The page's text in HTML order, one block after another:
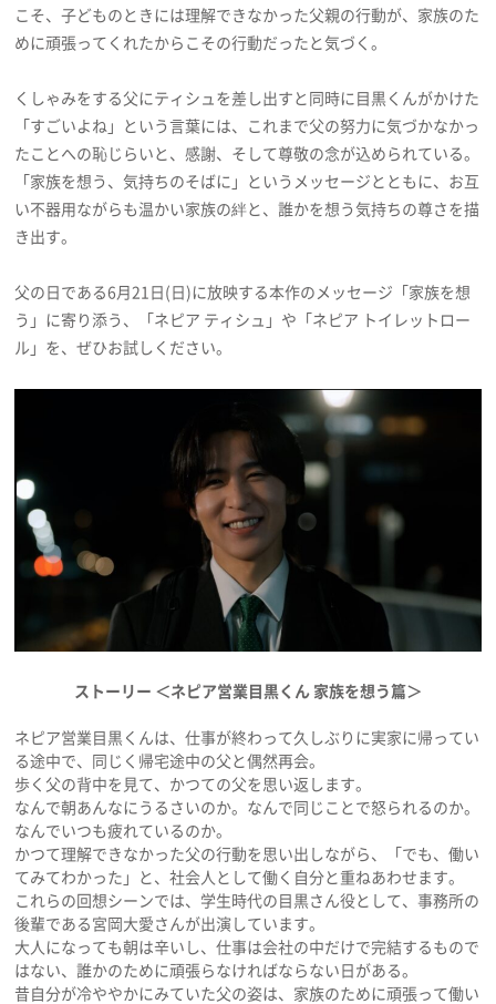
こそ、子どものときには理解できなかった父親の行動が、家族のた
めに頑張ってくれたからこその行動だったと気づく。
くしゃみをする父にティシュを差し出すと同時に目黒くんがかけた
「すごいよね」という言葉には、これまで父の努力に気づかなかっ
たことへの恥じらいと、感謝、そして尊敬の念が込められている。
「家族を想う、気持ちのそばに」というメッセージとともに、お互
い不器用ながらも温かい家族の絆と、誰かを想う気持ちの尊さを描
き出す。
父の日である6月21日(日)に放映する本作のメッセージ「家族を想
う」に寄り添う、「ネピア ティシュ」や「ネピア トイレットロー
ル」を、ぜひお試しください。
ストーリー ＜ネピア営業目黒くん 家族を想う篇＞
ネピア営業目黒くんは、仕事が終わって久しぶりに実家に帰ってい
る途中で、同じく帰宅途中の父と偶然再会。
歩く父の背中を見て、かつての父を思い返します。
なんで朝あんなにうるさいのか。なんで同じことで怒られるのか。
なんでいつも疲れているのか。
かつて理解できなかった父の行動を思い出しながら、「でも、働い
てみてわかった」と、社会人として働く自分と重ねあわせます。
これらの回想シーンでは、学生時代の目黒さん役として、事務所の
後輩である宮岡大愛さんが出演しています。
大人になっても朝は辛いし、仕事は会社の中だけで完結するもので
はない、誰かのために頑張らなければならない日がある。
昔自分が冷ややかにみていた父の姿は、家族のために頑張って働い